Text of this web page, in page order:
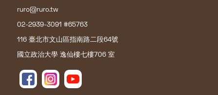
ruro@ruro.tw
02-2939-3091 #65763
116 臺北市文山區指南路二段64號
國立政治大學 逸仙樓七樓706 室